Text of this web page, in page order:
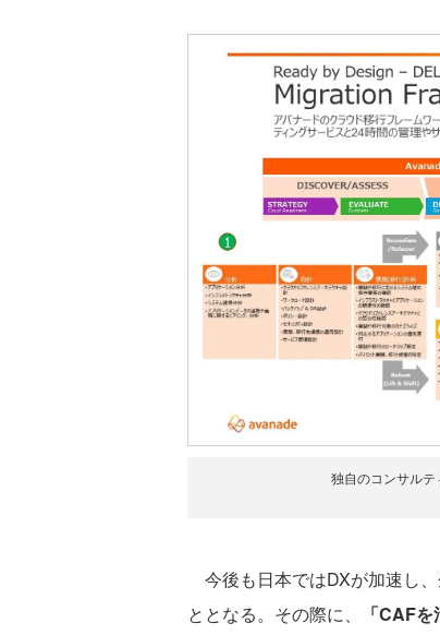
独自のコンサル
今後も日本ではDXが加速し
ととなる。その際に、
「CAF